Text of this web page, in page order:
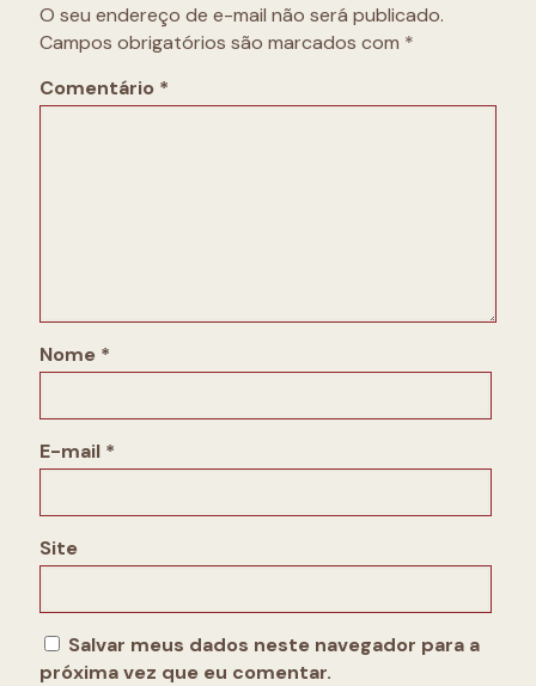
O seu endereço de e-mail não será publicado.
Campos obrigatórios são marcados com *
Comentário *
Nome *
E-mail *
Site
Salvar meus dados neste navegador para a
próxima vez que eu comentar.